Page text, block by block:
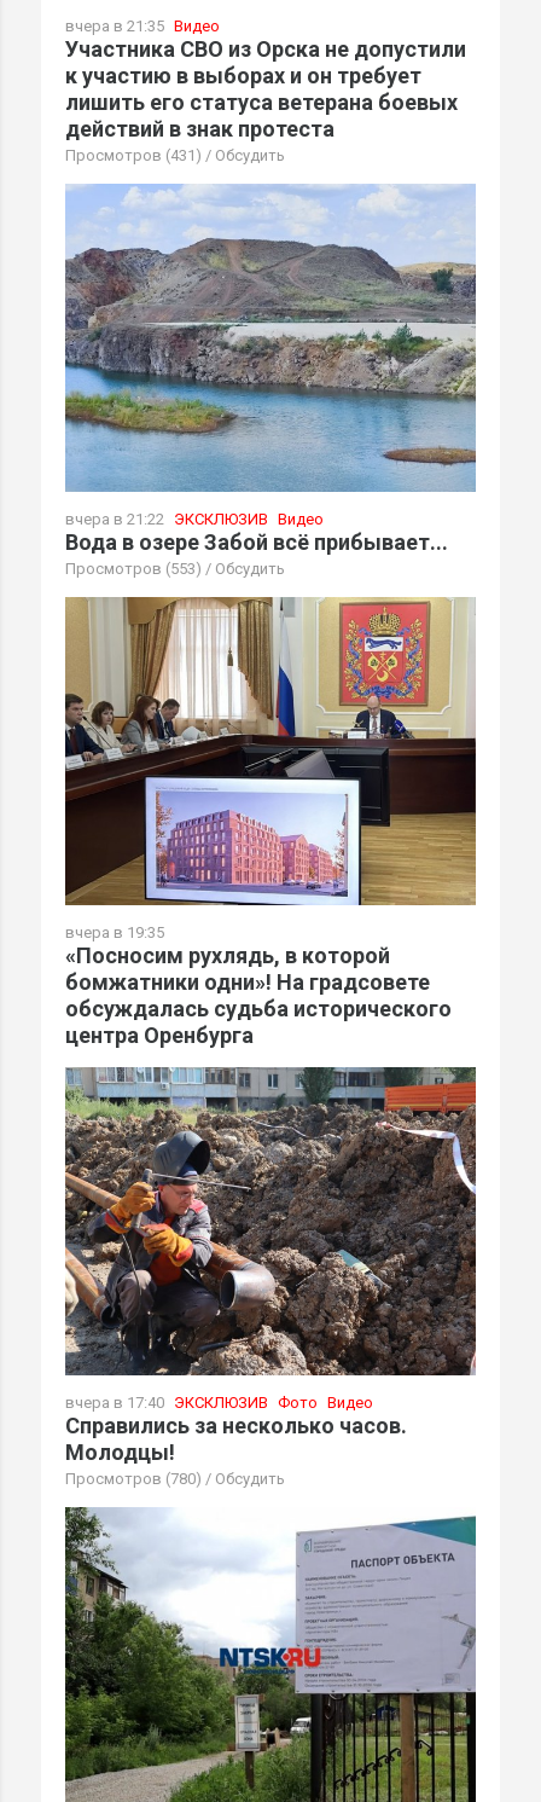
вчера в 21:35 Видео
Участника СВО из Орска не допустили
к участию в выборах и он требует
лишить его статуса ветерана боевых
действий в знак протеста
Просмотров (431) / Обсудить
вчера в 21:22 ЭКСКЛЮЗИВ Видео
Вода в озере Забой всё прибывает...
Просмотров (553) / Обсудить
вчера в 19:35
«Посносим рухлядь, в которой
бомжатники одни»! На градсовете
обсуждалась судьба исторического
центра Оренбурга
вчера в 17:40 ЭКСКЛЮЗИВ Фото Видео
Справились за несколько часов.
Молодцы!
Просмотров (780) / Обсудить